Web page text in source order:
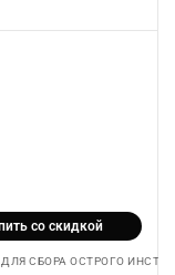
со скидкой
СБОРА ОСТРОГО